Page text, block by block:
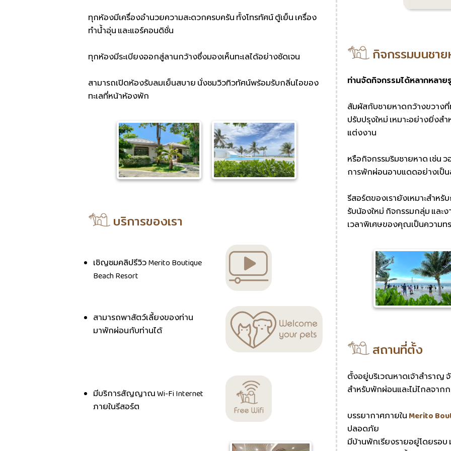
ทุกห้องมีเครื่องอำนวยความสะดวกครบครัน ทั้งโทรทัศน์ ตู้เย็น เครื่อง
ทำน้ำอุ่น และแอร์คอนดิชั่น
ทุกห้องมีระเบียงออกสู่ลานกว้างซึ่งมองเห็นทะเลได้อย่างชัดเจน
สามารถเปิดห้องรับลมเย็นสบาย นั่งชมวิวทิวทัศน์พร้อมรับกลิ่นไอของ
ทะเลที่หน้าห้องพัก
บริการของเรา
เชิญชมคลิปรีวิว Merito Boutique
Beach Resort
สามารถพาสัตว์เลี้ยงของท่าน
มาพักผ่อนกับท่านได้
มีบริการสัญญาณ Wi-Fi Internet
ภายในรีสอร์ต
กิจกรรมบนชา
ท่านจัดกิจกรรมได้หลากหลา
สัมผัสกับชายหาดกว้างขวาง
ปรับปรุงใหม่ เหมาะอย่างยิ่งส
แต่งงาน
หรือกิจกรรมริมชายหาด เช่น
การพักผ่อนอาบแดดอย่างเ
รีสอร์ตของเรายังเหมาะสำห
รับน้องใหม่ กิจกรรมกลุ่ม และ
เวลาพิเศษของคุณเป็นความท
สถานที่ตั้ง
ตั้งอยู่บริเวณหาดเจ้าสำราญ
สำหรับพักผ่อนและไม่ไกลจาก
บรรยากาศภายในMerito
ปลอดภัย
มีบ้านพักเรียงรายอยู่โดยรอบ